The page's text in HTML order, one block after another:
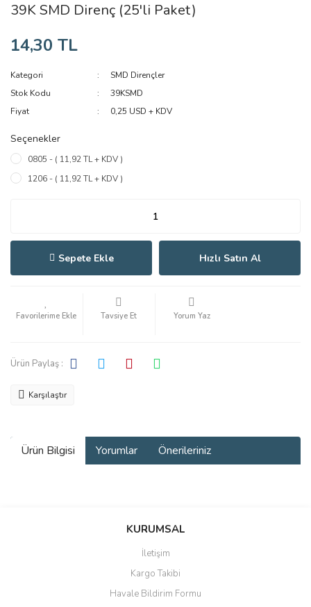
39K SMD Direnç (25'li Paket)
14,30 TL
Kategori
SMD Dirençler
Stok Kodu
39KSMD
Fiyat
0,25 USD + KDV
Seçenekler
0805 - ( 11,92 TL + KDV )
1206 - ( 11,92 TL + KDV )
Sepete Ekle Hızlı Satın Al
Tavsiye Et Yorum Yaz
Ürün Paylaş :
Karşılaştır
Ürün Bilgisi Yorumlar Önerileriniz
Bu ürüne ilk yorumu siz yapın!
Yorum Yaz
Ürün resmi kalitesiz, bozuk veya görüntülenemiyor.
Ürün açıklamasında eksik bilgiler bulunuyor.
KURUMSAL
İletişim
Kargo Takibi
Havale Bildirim Formu